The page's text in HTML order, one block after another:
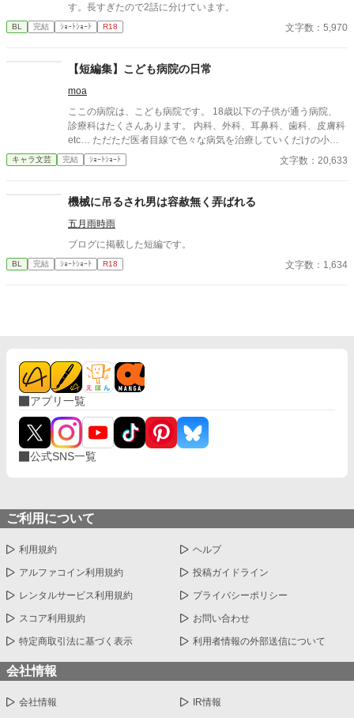
す。長すぎたので2話に分けています。
BL 完結 ｼｮｰﾄｼｮｰﾄ R18 文字数：5,970
【短編集】こども病院の日常
moa
ここの病院は、こども病院です。 18歳以下の子供が通う病院、
診療科はたくさんあります。 内科、外科、耳鼻科、歯科、皮膚科
etc… ただただ医者目線で色々な病気を治療していくだけの小説
です。 恋愛要素などは一切ありません。 密着病院24時！的な感
じです。 人物像などは表記していない為、読者様のご想像にお任
ください。 歯科以外の医療知識はそこまで詳しくないのですみま
せんがご了承ください。
キャラ文芸 完結 ｼｮｰﾄｼｮｰﾄ 文字数：20,633
機械に吊るされ男は容赦無く弄ばれる
五月雨時雨
ブログに掲載した短編です。
BL 完結 ｼｮｰﾄｼｮｰﾄ R18 文字数：1,634
アプリ一覧
公式SNS一覧
ご利用について
利用規約 ヘルプ
アルファコイン利用規約 投稿ガイドライン
レンタルサービス利用規約 プライバシーポリシー
スコア利用規約 お問い合わせ
特定商取引法に基づく表示 利用者情報の外部送信について
会社情報
会社情報 IR情報